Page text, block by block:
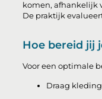
komen, afhankelijk
De praktijk
Hoe bereid jij
Voor een optimale
Draag